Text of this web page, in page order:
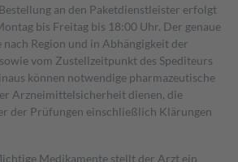
an den Paketdienstleister erfolgt
bis Freitag bis 18:00 Uhr. Der genaue
Region und in Abhängigkeit der
vom Zustellzeitpunkt des Spediteurs
können notwendige pharmazeutische
Arzneimittelsicherheit dienen, die
der Prüfungen einschließlich Klärungen
Medikamente stellt der Arzt ein